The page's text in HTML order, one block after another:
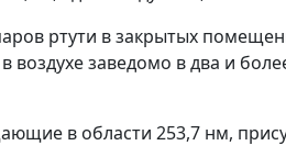
ртути в закрытых
заведомо в два и
в области 253,7 нм,